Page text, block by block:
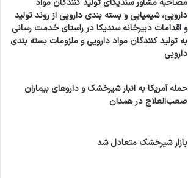
مصاحبه مشاور سندیکای تولید کنندگان مواد
دارویی، شیمیایی و بسته بندی دارویی از روند تولید
و اقدامات دبیرخانه سندیکا در راستای خدمت رسانی
به تولید کنندگان مواد دارویی و ملزومات بسته بندی
دارویی
حمله آمریکا به انبار شیرخشک و داروهای بیماران
صعب‌العلاج در همدان
بازار شیرخشک متعادل شد